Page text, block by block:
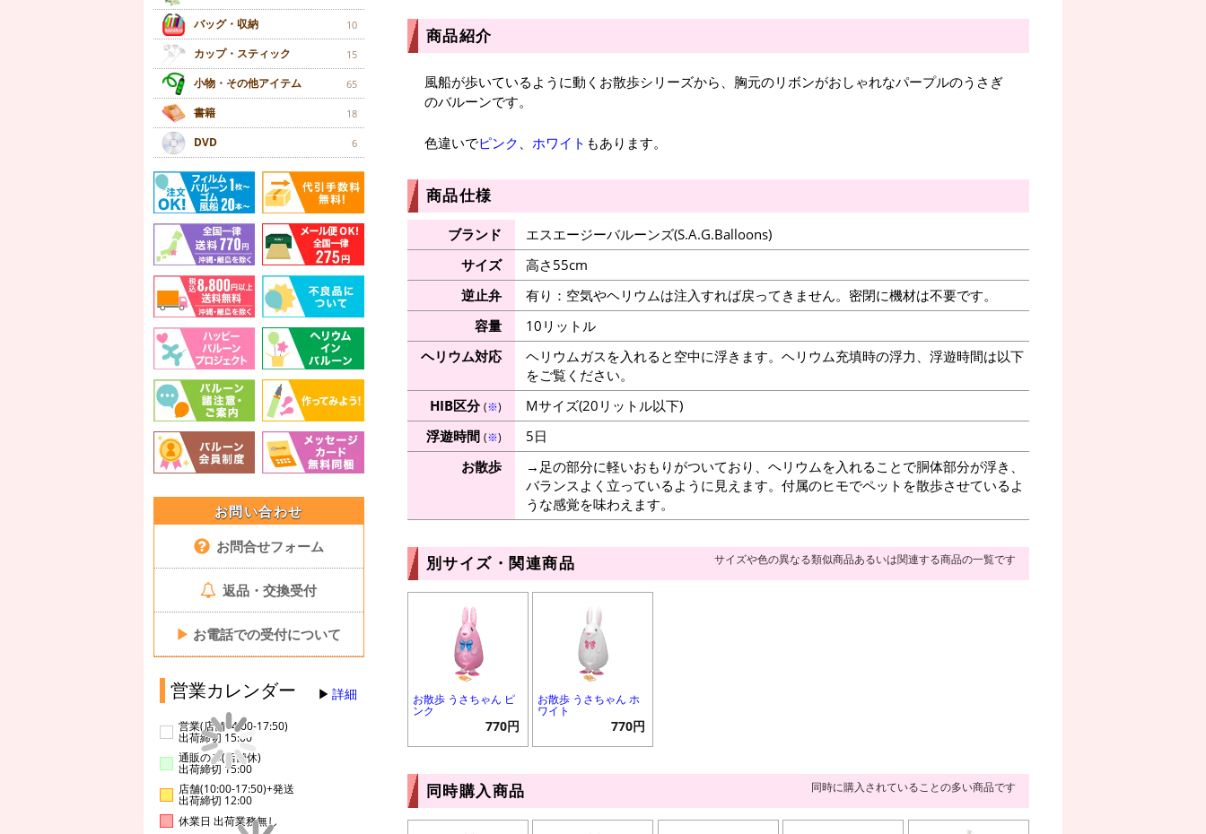
バッグ・収納 10
カップ・スティック 15
小物・その他アイテム 65
書籍 18
DVD 6
お問い合わせ
お問合せフォーム
返品・交換受付
▶ お電話での受付について
営業カレンダー 詳細
営業(店舗14:00-17:50)
出荷締切 15:00
通販のみ(店舗休)
出荷締切 15:00
店舗(10:00-17:50)+発送
出荷締切 12:00
休業日 出荷業務無し
商品紹介
風船が歩いているように動くお散歩シリーズから、胸元のリボンがおしゃれなパープルのうさぎ
のバルーンです。
色違いでピンク ホワイト もあります。
商品仕様
ブランド
エスエージーバルーンズ(S.A.G.Balloons)
サイズ
高さ55cm
逆止弁
有り：空気やヘリウムは注入すれば戻ってきません。密閉に機材は不要です。
容量
10リットル
ヘリウム対応
ヘリウムガスを入れると空中に浮きます。ヘリウム充填時の浮力、浮遊時間は以下
をご覧ください。
HIB区分(※)
Mサイズ(20リットル以下)
浮遊時間 (※)
5日
お散歩
→足の部分に軽いおもりがついており、ヘリウムを入れることで胴体部分が浮き、
バランスよく立っているように見えます。付属のヒモでペットを散歩させているよ
うな感覚を味わえます。
別サイズ・関連商品 サイズや色の異なる類似商品あるいは関連する商品の一覧です
お散歩 うさちゃん ピ
ンク
770円
お散歩 うさちゃん ホ
ワイト
770円
同時購入商品 同時に購入されていることの多い商品です